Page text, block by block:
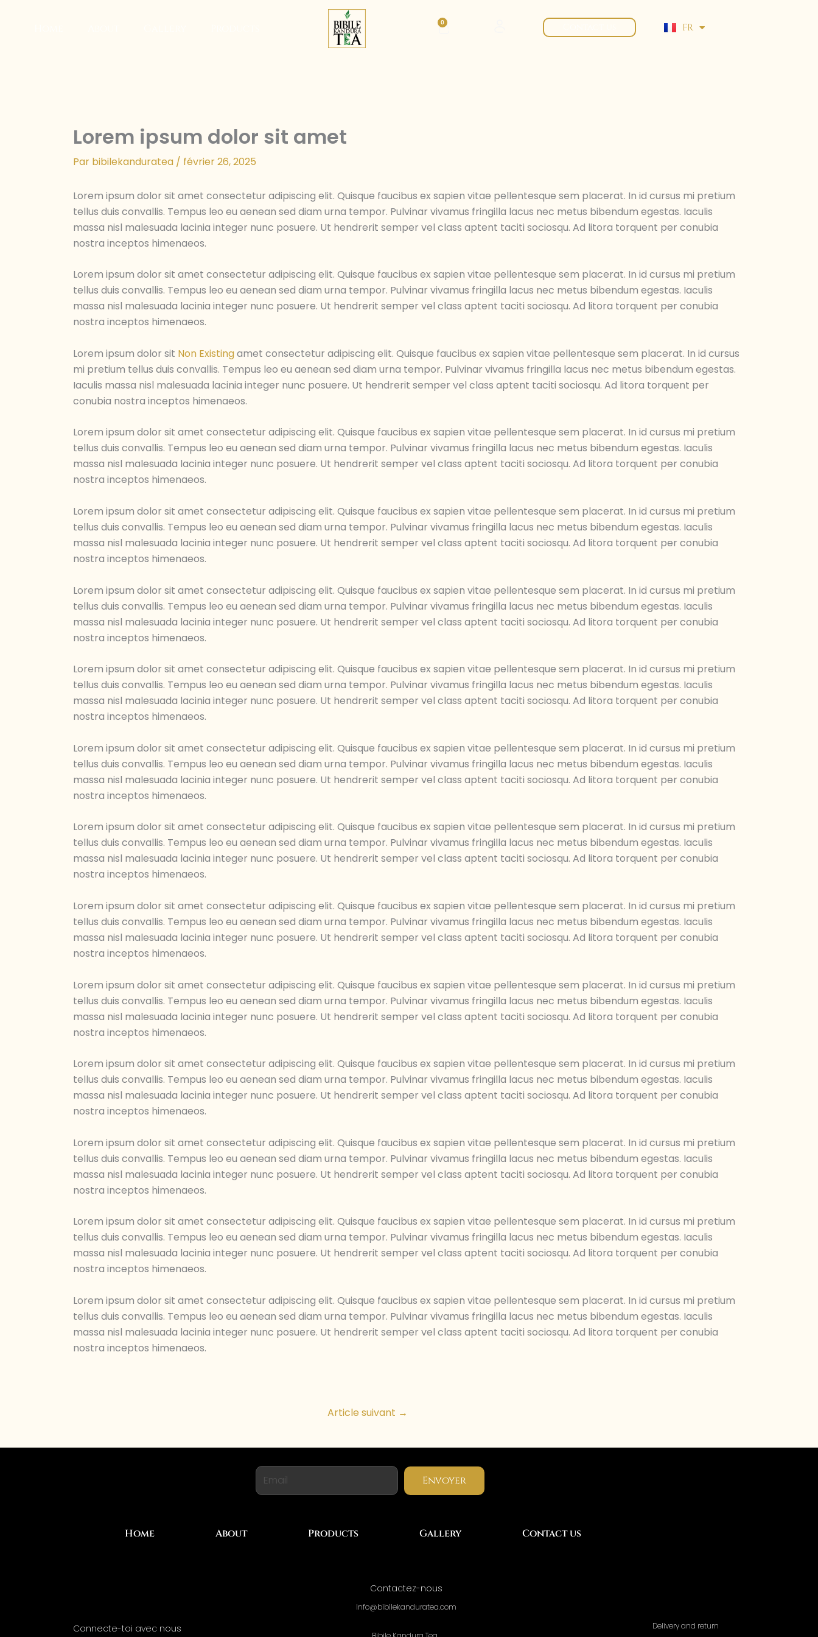
0
Cart FR
EN
Lorem ipsum dolor sit amet
Par bibilekanduratea / février 26, 2025
Lorem ipsum dolor sit amet consectetur adipiscing elit. Quisque faucibus ex sapien vitae pellentesque sem placerat. In id cursus mi pretium
tellus duis convallis. Tempus leo eu aenean sed diam urna tempor. Pulvinar vivamus fringilla lacus nec metus bibendum egestas. Iaculis
massa nisl malesuada lacinia integer nunc posuere. Ut hendrerit semper vel class aptent taciti sociosqu. Ad litora torquent per conubia
nostra inceptos himenaeos.
Lorem ipsum dolor sit amet consectetur adipiscing elit. Quisque faucibus ex sapien vitae pellentesque sem placerat. In id cursus mi pretium
tellus duis convallis. Tempus leo eu aenean sed diam urna tempor. Pulvinar vivamus fringilla lacus nec metus bibendum egestas. Iaculis
massa nisl malesuada lacinia integer nunc posuere. Ut hendrerit semper vel class aptent taciti sociosqu. Ad litora torquent per conubia
nostra inceptos himenaeos.
Lorem ipsum dolor sit Non Existingamet consectetur adipiscing elit. Quisque faucibus ex sapien vitae pellentesque sem placerat. In id cursus
mi pretium tellus duis convallis. Tempus leo eu aenean sed diam urna tempor. Pulvinar vivamus fringilla lacus nec metus bibendum egestas.
Iaculis massa nisl malesuada lacinia integer nunc posuere. Ut hendrerit semper vel class aptent taciti sociosqu. Ad litora torquent per
conubia nostra inceptos himenaeos.
Lorem ipsum dolor sit amet consectetur adipiscing elit. Quisque faucibus ex sapien vitae pellentesque sem placerat. In id cursus mi pretium
tellus duis convallis. Tempus leo eu aenean sed diam urna tempor. Pulvinar vivamus fringilla lacus nec metus bibendum egestas. Iaculis
massa nisl malesuada lacinia integer nunc posuere. Ut hendrerit semper vel class aptent taciti sociosqu. Ad litora torquent per conubia
nostra inceptos himenaeos.
Lorem ipsum dolor sit amet consectetur adipiscing elit. Quisque faucibus ex sapien vitae pellentesque sem placerat. In id cursus mi pretium
tellus duis convallis. Tempus leo eu aenean sed diam urna tempor. Pulvinar vivamus fringilla lacus nec metus bibendum egestas. Iaculis
massa nisl malesuada lacinia integer nunc posuere. Ut hendrerit semper vel class aptent taciti sociosqu. Ad litora torquent per conubia
nostra inceptos himenaeos.
Lorem ipsum dolor sit amet consectetur adipiscing elit. Quisque faucibus ex sapien vitae pellentesque sem placerat. In id cursus mi pretium
tellus duis convallis. Tempus leo eu aenean sed diam urna tempor. Pulvinar vivamus fringilla lacus nec metus bibendum egestas. Iaculis
massa nisl malesuada lacinia integer nunc posuere. Ut hendrerit semper vel class aptent taciti sociosqu. Ad litora torquent per conubia
nostra inceptos himenaeos.
Lorem ipsum dolor sit amet consectetur adipiscing elit. Quisque faucibus ex sapien vitae pellentesque sem placerat. In id cursus mi pretium
tellus duis convallis. Tempus leo eu aenean sed diam urna tempor. Pulvinar vivamus fringilla lacus nec metus bibendum egestas. Iaculis
massa nisl malesuada lacinia integer nunc posuere. Ut hendrerit semper vel class aptent taciti sociosqu. Ad litora torquent per conubia
nostra inceptos himenaeos.
Lorem ipsum dolor sit amet consectetur adipiscing elit. Quisque faucibus ex sapien vitae pellentesque sem placerat. In id cursus mi pretium
tellus duis convallis. Tempus leo eu aenean sed diam urna tempor. Pulvinar vivamus fringilla lacus nec metus bibendum egestas. Iaculis
massa nisl malesuada lacinia integer nunc posuere. Ut hendrerit semper vel class aptent taciti sociosqu. Ad litora torquent per conubia
nostra inceptos himenaeos.
Lorem ipsum dolor sit amet consectetur adipiscing elit. Quisque faucibus ex sapien vitae pellentesque sem placerat. In id cursus mi pretium
tellus duis convallis. Tempus leo eu aenean sed diam urna tempor. Pulvinar vivamus fringilla lacus nec metus bibendum egestas. Iaculis
massa nisl malesuada lacinia integer nunc posuere. Ut hendrerit semper vel class aptent taciti sociosqu. Ad litora torquent per conubia
nostra inceptos himenaeos.
Lorem ipsum dolor sit amet consectetur adipiscing elit. Quisque faucibus ex sapien vitae pellentesque sem placerat. In id cursus mi pretium
tellus duis convallis. Tempus leo eu aenean sed diam urna tempor. Pulvinar vivamus fringilla lacus nec metus bibendum egestas. Iaculis
massa nisl malesuada lacinia integer nunc posuere. Ut hendrerit semper vel class aptent taciti sociosqu. Ad litora torquent per conubia
nostra inceptos himenaeos.
Lorem ipsum dolor sit amet consectetur adipiscing elit. Quisque faucibus ex sapien vitae pellentesque sem placerat. In id cursus mi pretium
tellus duis convallis. Tempus leo eu aenean sed diam urna tempor. Pulvinar vivamus fringilla lacus nec metus bibendum egestas. Iaculis
massa nisl malesuada lacinia integer nunc posuere. Ut hendrerit semper vel class aptent taciti sociosqu. Ad litora torquent per conubia
nostra inceptos himenaeos.
Lorem ipsum dolor sit amet consectetur adipiscing elit. Quisque faucibus ex sapien vitae pellentesque sem placerat. In id cursus mi pretium
tellus duis convallis. Tempus leo eu aenean sed diam urna tempor. Pulvinar vivamus fringilla lacus nec metus bibendum egestas. Iaculis
massa nisl malesuada lacinia integer nunc posuere. Ut hendrerit semper vel class aptent taciti sociosqu. Ad litora torquent per conubia
nostra inceptos himenaeos.
Lorem ipsum dolor sit amet consectetur adipiscing elit. Quisque faucibus ex sapien vitae pellentesque sem placerat. In id cursus mi pretium
tellus duis convallis. Tempus leo eu aenean sed diam urna tempor. Pulvinar vivamus fringilla lacus nec metus bibendum egestas. Iaculis
massa nisl malesuada lacinia integer nunc posuere. Ut hendrerit semper vel class aptent taciti sociosqu. Ad litora torquent per conubia
nostra inceptos himenaeos.
Lorem ipsum dolor sit amet consectetur adipiscing elit. Quisque faucibus ex sapien vitae pellentesque sem placerat. In id cursus mi pretium
tellus duis convallis. Tempus leo eu aenean sed diam urna tempor. Pulvinar vivamus fringilla lacus nec metus bibendum egestas. Iaculis
massa nisl malesuada lacinia integer nunc posuere. Ut hendrerit semper vel class aptent taciti sociosqu. Ad litora torquent per conubia
nostra inceptos himenaeos.
Lorem ipsum dolor sit amet consectetur adipiscing elit. Quisque faucibus ex sapien vitae pellentesque sem placerat. In id cursus mi pretium
tellus duis convallis. Tempus leo eu aenean sed diam urna tempor. Pulvinar vivamus fringilla lacus nec metus bibendum egestas. Iaculis
massa nisl malesuada lacinia integer nunc posuere. Ut hendrerit semper vel class aptent taciti sociosqu. Ad litora torquent per conubia
nostra inceptos himenaeos.
Article suivant →
Envoyer
Home About Products Gallery Contact us
Connecte-toi avec nous
Contactez-nous
Info@bibilekanduratea.com
Delivery and return